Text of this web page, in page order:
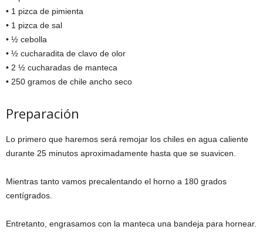
• 1 pizca de pimienta
• 1 pizca de sal
• ½ cebolla
• ½ cucharadita de clavo de olor
• 2 ½ cucharadas de manteca
• 250 gramos de chile ancho seco
Preparación
Lo primero que haremos será remojar los chiles en agua caliente
durante 25 minutos aproximadamente hasta que se suavicen.
Mientras tanto vamos precalentando el horno a 180 grados
centígrados.
Entretanto, engrasamos con la manteca una bandeja para hornear.